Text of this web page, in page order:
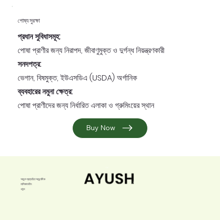
পোষ্য সুরক্ষা
প্রধান সুবিধাসমূহ:
পোষা প্রাণীর জন্য নিরাপদ, জীবাণুমুক্ত ও দুর্গন্ধ নিয়ন্ত্রণকারী
সনদপত্র:
ভেগান, বিষমুক্ত, ইউএসডিএ (USDA) অর্গানিক
ব্যবহারের নমুনা ক্ষেত্র:
পোষা প্রাণীদের জন্য নির্ধারিত এলাকা ও গ্রুমিংয়ের স্থান
Buy Now
আয়ুশ প্রত্যয়িত আয়ুর্বেদিক
মালিকানাধীন
ওষুধ